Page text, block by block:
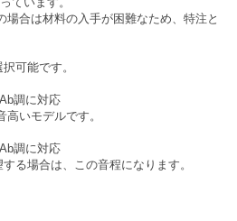
場合は材料の入手が困難なため、特注と
可能です。
調に対応
いモデルです。
調に対応
る場合は、この音程になります。